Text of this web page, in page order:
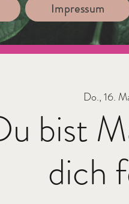
Impressum
Do., 16.
bist
dich